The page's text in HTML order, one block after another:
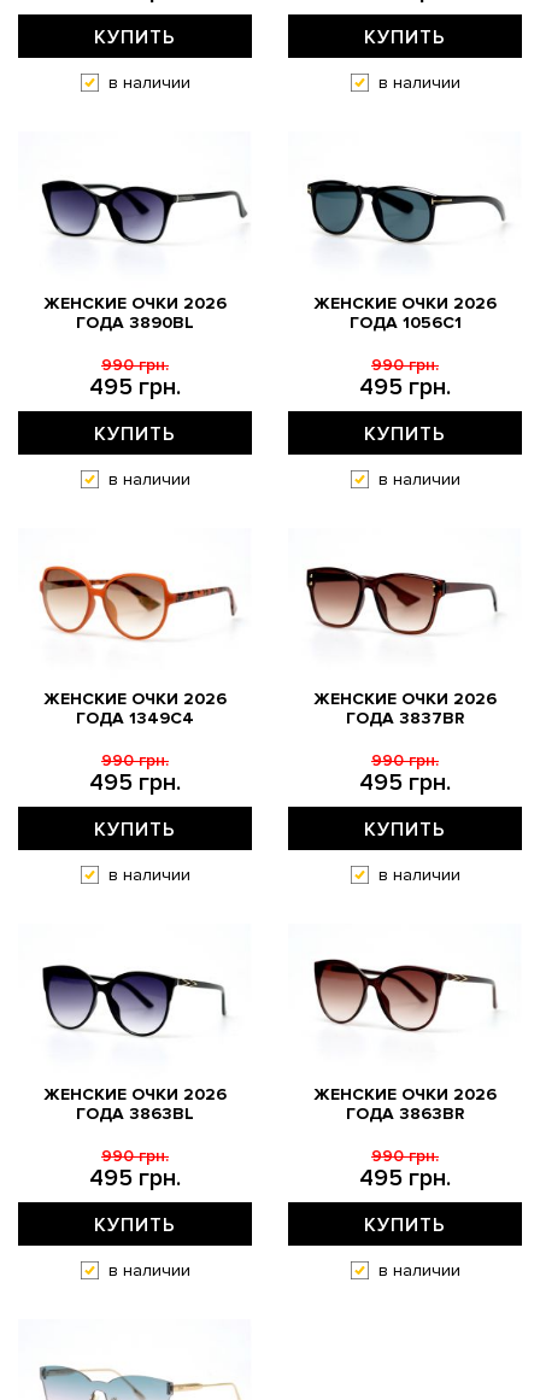
КУПИТЬ
в наличии
КУПИТЬ
в наличии
ЖЕНСКИЕ ОЧКИ 2026
ГОДА 3890BL
495 грн.
990 грн.
КУПИТЬ
в наличии
ЖЕНСКИЕ ОЧКИ 2026
ГОДА 1056C1
495 грн.
990 грн.
КУПИТЬ
в наличии
ЖЕНСКИЕ ОЧКИ 2026
ГОДА 1349C4
495 грн.
990 грн.
КУПИТЬ
в наличии
ЖЕНСКИЕ ОЧКИ 2026
ГОДА 3837BR
495 грн.
990 грн.
КУПИТЬ
в наличии
ЖЕНСКИЕ ОЧКИ 2026
ГОДА 3863BL
495 грн.
990 грн.
КУПИТЬ
в наличии
ЖЕНСКИЕ ОЧКИ 2026
ГОДА 3863BR
495 грн.
990 грн.
КУПИТЬ
в наличии